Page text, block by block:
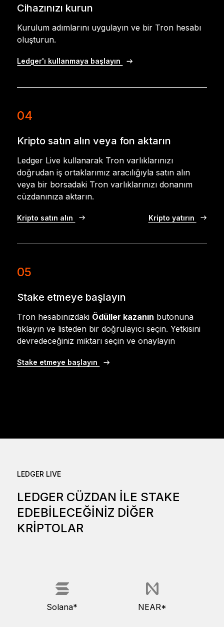
Cihazınızı kurun
Kurulum adımlarını uygulayın ve bir Tron hesabı
oluşturun.
Ledger'ı kullanmaya başlayın
04
Kripto satın alın veya fon aktarın
Ledger Live kullanarak Tron varlıklarınızı
doğrudan iş ortaklarımız aracılığıyla satın alın
veya bir borsadaki Tron varlıklarınızı donanım
cüzdanınıza aktarın.
Kripto satın alın Kripto yatırın
05
Stake etmeye başlayın
Tron hesabınızdaki Ödüller kazanın butonuna
tıklayın ve listeden bir doğrulayıcı seçin. Yetkisini
devredeceğiniz miktarı seçin ve onaylayın
Stake etmeye başlayın
LEDGER LIVE
LEDGER CÜZDAN ILE STAKE
EDEBILECEĞINIZ DIĞER
KRIPTOLAR
Solana* NEAR*